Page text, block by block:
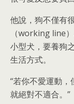
他說，狗不僅有
（working line
小型犬，要養狗
生活方式。
“若你不愛運動
就絕對不適合。”